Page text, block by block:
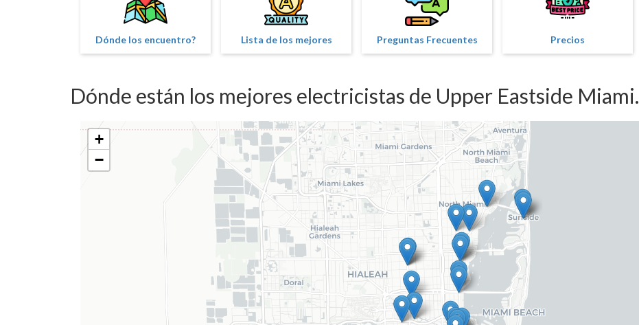
Dónde los encuentro? Lista de los mejores Preguntas Frecuentes Precios
Dónde están los mejores electricistas de Upper Eastside Miami.
+
−